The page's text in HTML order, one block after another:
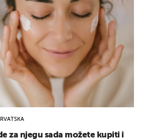
za njegu sada možete kupiti i